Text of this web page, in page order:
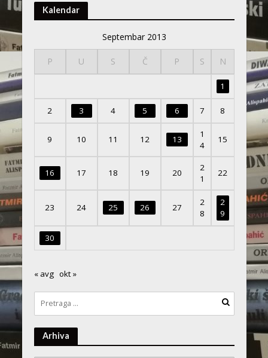
Kalendar
Septembar 2013
P U S Č P S N
1
2 3 4 5 6 7 8
9 10 11 12 13
1
4
15
16 17 18 19 20
2
1
22
23 24 25 26 27
2
8
2
9
30
« avg okt »
Arhiva